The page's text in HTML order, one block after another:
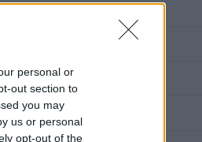
personal or
out section to
you may
us or personal
opt-out of the
Cómo llegar a Mutiloa
Cómo llegar a Bergara
Cómo llegar a Zerain
Cómo llegar a Azkoitia